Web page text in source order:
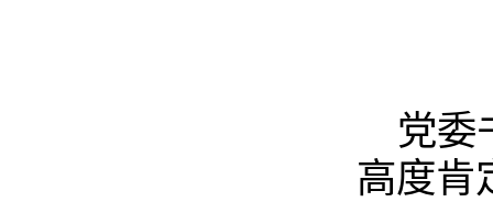
党委
高度肯